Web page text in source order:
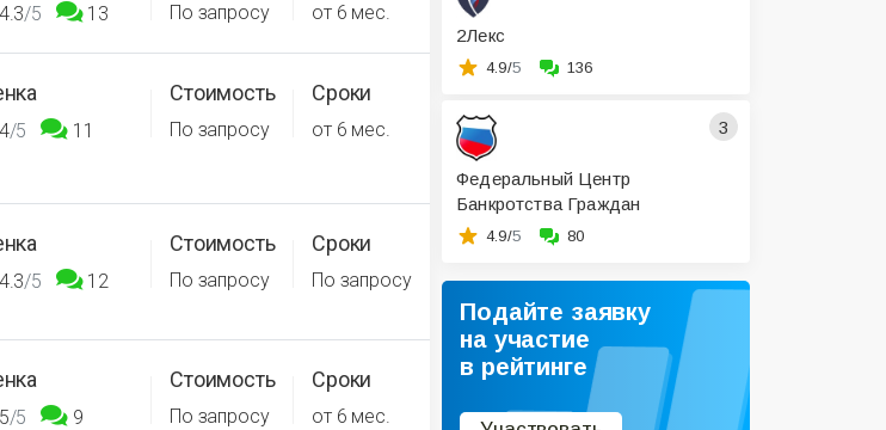
4.3/5 13 По запросу от 6 мес.
4/5 11
Стоимость
По запросу
Сроки
от 6 мес.
4.3/5 12
Стоимость
По запросу
Сроки
По запросу
5/5 9
Стоимость
По запросу
Сроки
от 6 мес.
2Лекс
4.9/5 136
3
Федеральный Центр
Банкротства Граждан
4.9/5 80
Подайте заявку
на участие
в рейтинге